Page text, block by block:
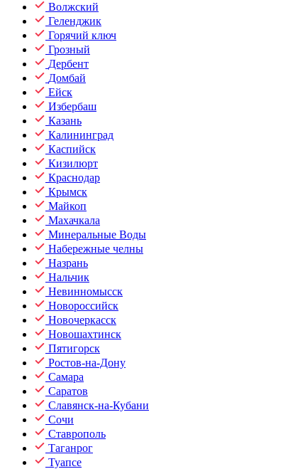
Волжский
Геленджик
Горячий ключ
Грозный
Дербент
Домбай
Ейск
Избербаш
Казань
Калининград
Каспийск
Кизилюрт
Краснодар
Крымск
Майкоп
Махачкала
Минеральные Воды
Набережные челны
Назрань
Нальчик
Невинномысск
Новороссийск
Новочеркасск
Новошахтинск
Пятигорск
Ростов-на-Дону
Самара
Саратов
Славянск-на-Кубани
Сочи
Ставрополь
Таганрог
Туапсе